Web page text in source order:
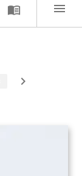
menu_book menu
navigate_next